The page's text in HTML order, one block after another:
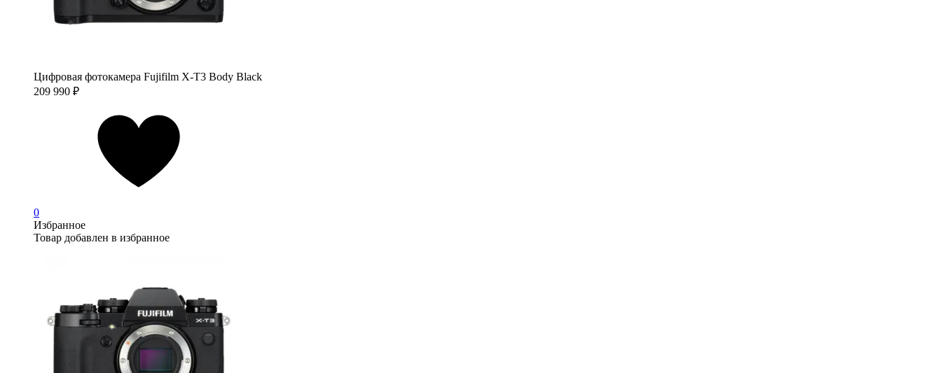
Цифровая фотокамера Fujifilm X-T3 Body Black
209 990 ₽
0
Избранное
Товар добавлен в избранное